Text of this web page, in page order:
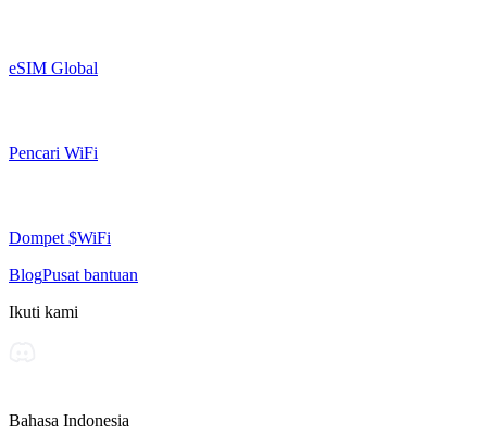
eSIM Global
Pencari WiFi
Dompet $WiFi
BlogPusat bantuan
Ikuti kami
Bahasa Indonesia